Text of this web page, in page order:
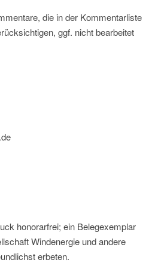
die in der Kommentarliste
ggf. nicht bearbeitet
honorarfrei; ein Belegexemplar
Windenergie und andere
erbeten.